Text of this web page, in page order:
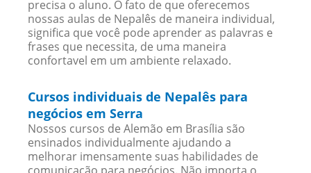
precisa o aluno. O fato de que oferecemos
nossas aulas de Nepalês de maneira individual,
significa que você pode aprender as palavras e
frases que necessita, de uma maneira
confortavel em um ambiente relaxado.
Cursos individuais de Nepalês para
negócios em Serra
Nossos cursos de Alemão em Brasília são
ensinados individualmente ajudando a
melhorar imensamente suas habilidades de